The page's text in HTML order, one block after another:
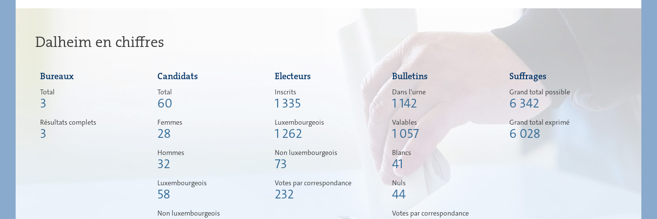
Dalheim en chiffres
Bureaux
Total
3
Résultats complets
3
Candidats
Total
60
Femmes
28
Hommes
32
Luxembourgeois
58
Non luxembourgeois
Electeurs
Inscrits
1 335
Luxembourgeois
1 262
Non luxembourgeois
73
Votes par correspondance
232
Bulletins
Dans l'urne
1 142
Valables
1 057
Blancs
41
Nuls
44
Votes par correspondance
Suffrages
Grand total possible
6 342
Grand total exprimé
6 028